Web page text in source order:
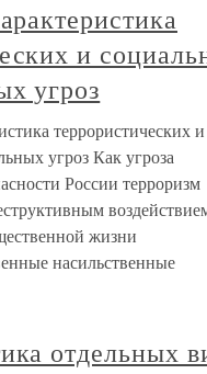
и
угроз
террористических и
угроз Как угроза
России терроризм
жизни
насильственные
отдельных